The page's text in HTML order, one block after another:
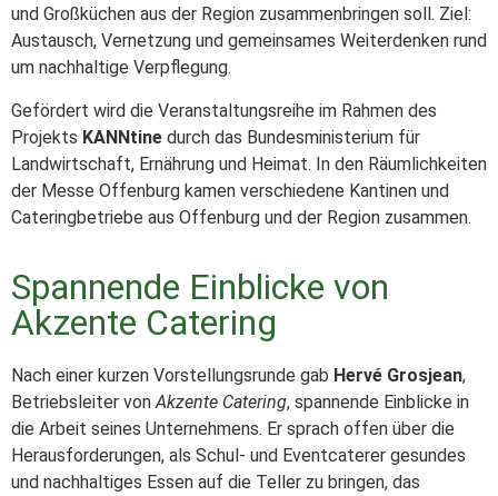
und Großküchen aus der Region zusammenbringen soll. Ziel:
Austausch, Vernetzung und gemeinsames Weiterdenken rund
um nachhaltige Verpflegung.
Gefördert wird die Veranstaltungsreihe im Rahmen des
Projekts KANNtine durch das Bundesministerium für
Landwirtschaft, Ernährung und Heimat. In den Räumlichkeiten
der Messe Offenburg kamen verschiedene Kantinen und
Cateringbetriebe aus Offenburg und der Region zusammen.
Spannende Einblicke von
Akzente Catering
Nach einer kurzen Vorstellungsrunde gab Hervé Grosjean,
Betriebsleiter vonAkzente Catering, spannende Einblicke in
die Arbeit seines Unternehmens. Er sprach offen über die
Herausforderungen, als Schul- und Eventcaterer gesundes
und nachhaltiges Essen auf die Teller zu bringen, das